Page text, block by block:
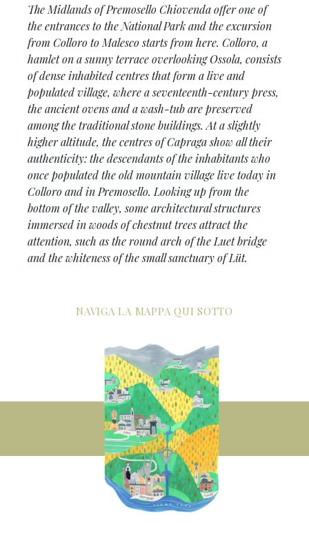
The Midlands of Premosello Chiovenda offer one of
the entrances to the National Park and the excursion
from Colloro to Malesco starts from here. Colloro, a
hamlet on a sunny terrace overlooking Ossola, consists
of dense inhabited centres that form a live and
populated village, where a seventeenth-century press,
the ancient ovens and a wash-tub are preserved
among the traditional stone buildings. At a slightly
higher altitude, the centres of Capraga show all their
authenticity: the descendants of the inhabitants who
once populated the old mountain village live today in
Colloro and in Premosello. Looking up from the
bottom of the valley, some architectural structures
immersed in woods of chestnut trees attract the
attention, such as the round arch of the Luet bridge
and the whiteness of the small sanctuary of Lüt.
NAVIGA LA MAPPA QUI SOTTO